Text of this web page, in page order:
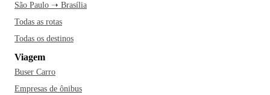
São Paulo ➝ Brasília
Todas as rotas
Todas os destinos
Viagem
Buser Carro
Empresas de ônibus